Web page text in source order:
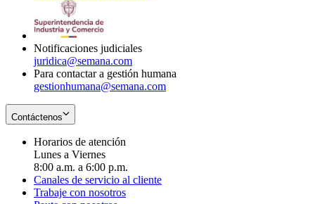
Notificaciones judiciales
juridica@semana.com
Para contactar a gestión humana
gestionhumana@semana.com
Contáctenos
Horarios de atención
Lunes a Viernes
8:00 a.m. a 6:00 p.m.
Canales de servicio al cliente
Trabaje con nosotros